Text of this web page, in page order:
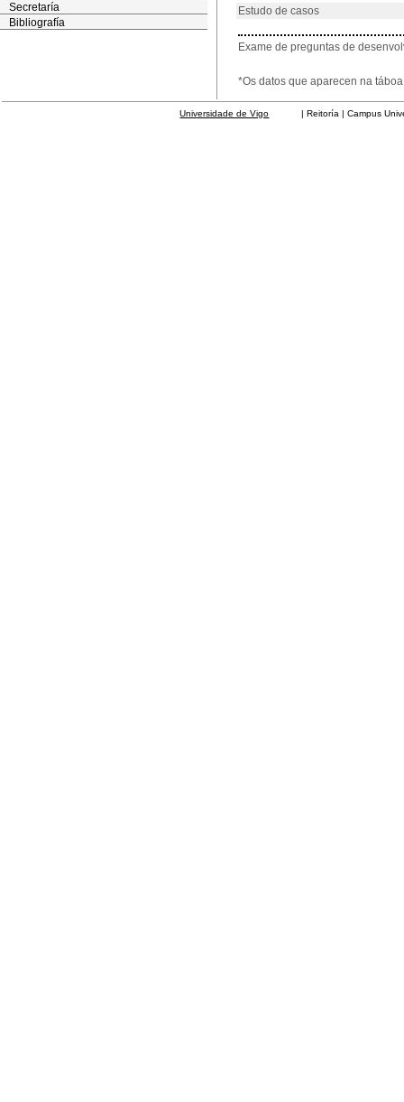
Secretaría
Bibliografía
Estudo de casos
Exame de preguntas de
*Os datos que aparecen na
Universidade de Vigo | Reitoría | Campus